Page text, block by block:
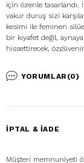
için özenle tasarlandı.
vakur duruş sizi
kesimi ile feminen
bir kıyafet değil,
hissettirecek,
eşlik ederken, her
odak noktası haline
vermeden, güvenle ve
uzanan etkileyici etek
ışıkları zarifçe
YORUMLAR (0)
İPTAL & İADE
Müşteri memnuniyeti